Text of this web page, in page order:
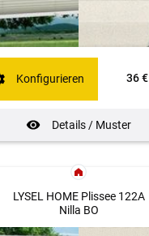
36 €
Details / Muster
Konfigurieren
LYSEL HOME Plissee 122A
Nilla BO